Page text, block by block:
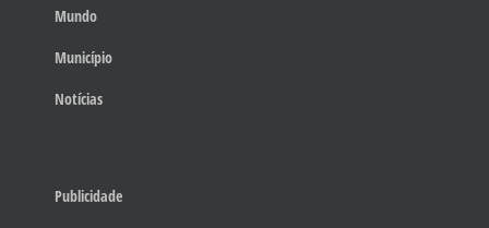
Mundo
Município
Notícias
Publicidade